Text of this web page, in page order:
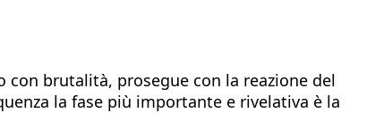
con brutalità, prosegue con la reazione del
la fase più importante e rivelativa è la